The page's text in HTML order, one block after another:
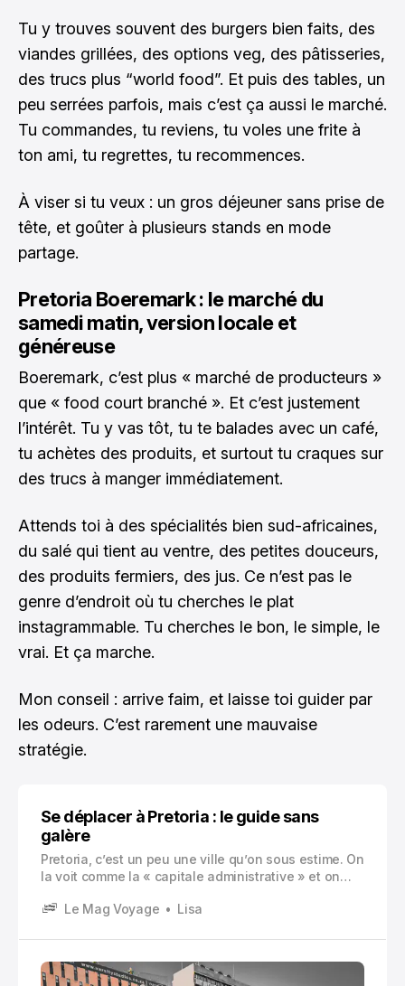
Tu y trouves souvent des burgers bien faits, des
viandes grillées, des options veg, des pâtisseries,
des trucs plus “world food”. Et puis des tables, un
peu serrées parfois, mais c’est ça aussi le marché.
Tu commandes, tu reviens, tu voles une frite à
ton ami, tu regrettes, tu recommences.
À viser si tu veux : un gros déjeuner sans prise de
tête, et goûter à plusieurs stands en mode
partage.
Pretoria Boeremark : le marché du
samedi matin, version locale et
généreuse
Boeremark, c’est plus « marché de producteurs »
que « food court branché ». Et c’est justement
l’intérêt. Tu y vas tôt, tu te balades avec un café,
tu achètes des produits, et surtout tu craques sur
des trucs à manger immédiatement.
Attends toi à des spécialités bien sud-africaines,
du salé qui tient au ventre, des petites douceurs,
des produits fermiers, des jus. Ce n’est pas le
genre d’endroit où tu cherches le plat
instagrammable. Tu cherches le bon, le simple, le
vrai. Et ça marche.
Mon conseil : arrive faim, et laisse toi guider par
les odeurs. C’est rarement une mauvaise
stratégie.
Se déplacer à Pretoria : le guide sans
galère
Pretoria, c’est un peu une ville qu’on sous estime. On
la voit comme la « capitale administrative » et on
calme. Et oui, il y a de ça.
Le Mag Voyage Lisa